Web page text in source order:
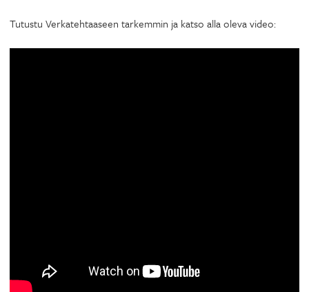
Tutustu Verkatehtaaseen tarkemmin ja katso alla oleva video: